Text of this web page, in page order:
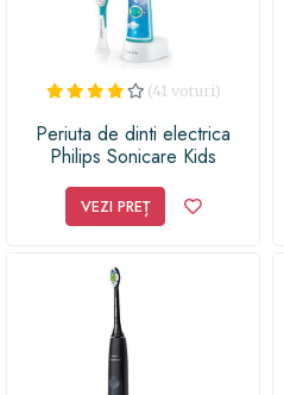
(41 voturi)
Periuta de dinti electrica
Philips Sonicare Kids
Bluetooth® cu aplicatie de
consiliere, 2 capete, 8
Alb/Albastru
VEZI PREȚ